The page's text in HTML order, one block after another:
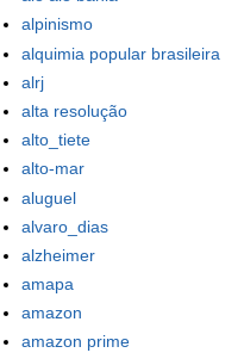
alpinismo
alquimia popular brasileira
alrj
alta resolução
alto_tiete
alto-mar
aluguel
alvaro_dias
alzheimer
amapa
amazon
amazon prime